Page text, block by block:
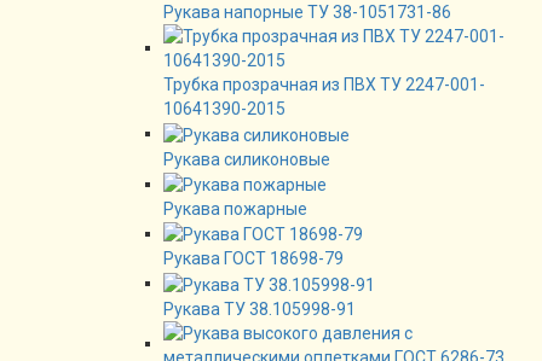
Рукава напорные ТУ 38-1051731-86
Трубка прозрачная из ПВХ ТУ 2247-001-
10641390-2015
Рукава силиконовые
Рукава пожарные
Рукава ГОСТ 18698-79
Рукава ТУ 38.105998-91